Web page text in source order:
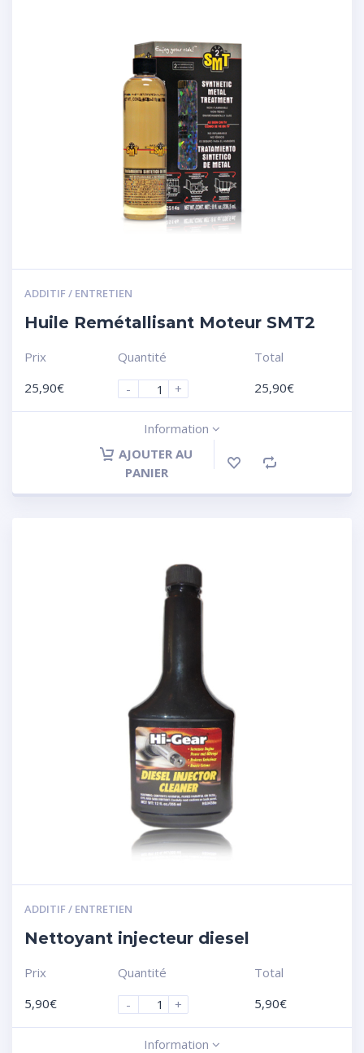
ADDITIF / ENTRETIEN
Huile Remétallisant Moteur SMT2
Prix
25,90€
Quantité
-
+
Total
25,90€
Information
AJOUTER AU
PANIER
ADDITIF / ENTRETIEN
Nettoyant injecteur diesel
Prix
5,90€
Quantité
-
+
Total
5,90€
Information